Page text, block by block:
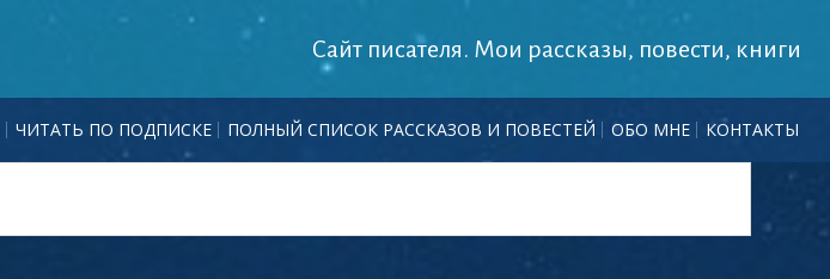
Сайт писателя. Мои рассказы, повести, книги
ЧИТАТЬ ПО ПОДПИСКЕ ПОЛНЫЙ СПИСОК РАССКАЗОВ И ПОВЕСТЕЙ ОБО МНЕ КОНТАКТЫ